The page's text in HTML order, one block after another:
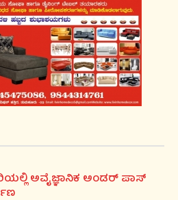
ಅವೈಜ್ಞಾನಿಕ ಅಂಡರ್ ಪಾಸ್